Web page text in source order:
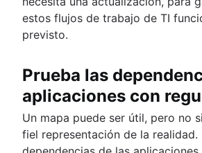
estos flujos de trabajo de TI
previsto.
Prueba las
aplicaciones con
Un mapa puede ser útil, pero no
fiel representación de la realidad.